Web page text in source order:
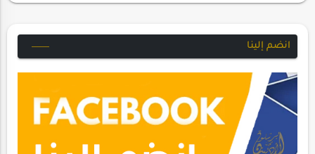
انضم إلينا